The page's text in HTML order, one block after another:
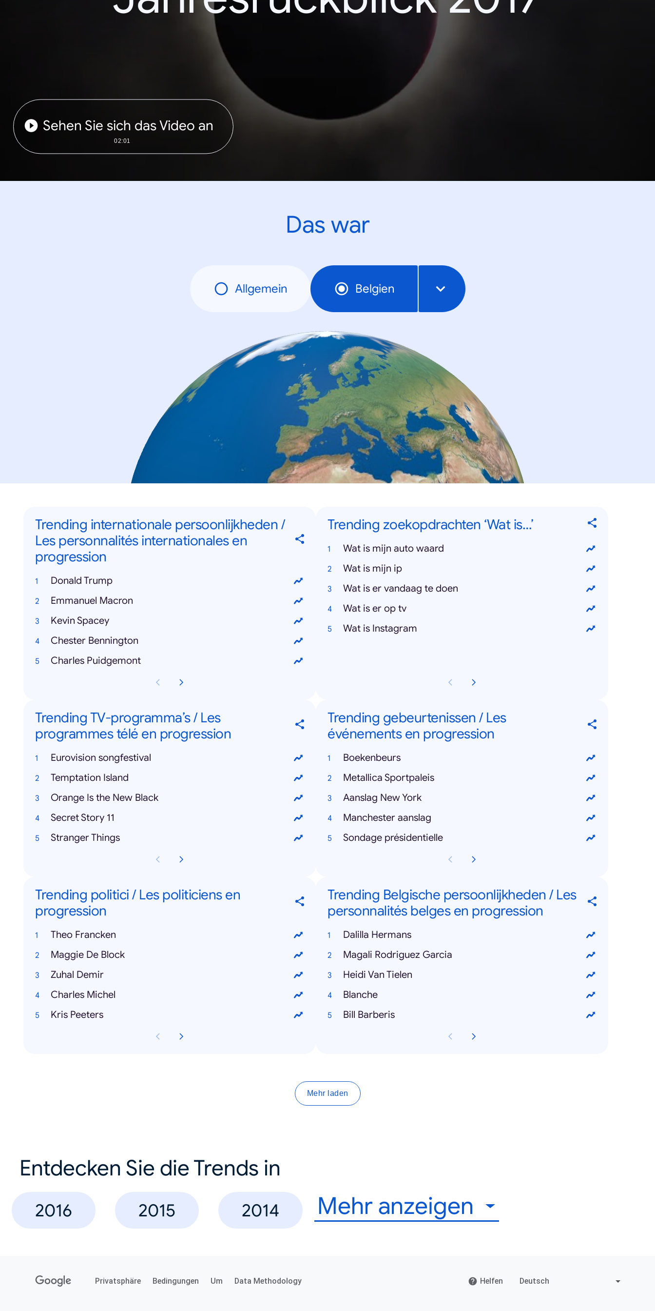
Sehen Sie sich das Video an
02:01
Das war
Allgemein Belgien
Trending internationale persoonlijkheden /
Les personnalités internationales en
progression
Donald Trump
Emmanuel Macron
Kevin Spacey
Chester Bennington
Charles Puidgemont
Trending zoekopdrachten ‘Wat is…’
Wat is mijn auto waard
Wat is mijn ip
Wat is er vandaag te doen
Wat is er op tv
Wat is Instagram
Trending TV-programma’s / Les
programmes télé en progression
Eurovision songfestival
Temptation Island
Orange Is the New Black
Secret Story 11
Stranger Things
Trending gebeurtenissen / Les
événements en progression
Boekenbeurs
Metallica Sportpaleis
Aanslag New York
Manchester aanslag
Sondage présidentielle
Trending politici / Les politiciens en
progression
Theo Francken
Maggie De Block
Zuhal Demir
Charles Michel
Kris Peeters
Trending Belgische persoonlijkheden / Les
personnalités belges en progression
Dalilla Hermans
Magali Rodriguez Garcia
Heidi Van Tielen
Blanche
Bill Barberis
Mehr laden
Entdecken Sie die Trends in
2016 2015 2014 Mehr anzeigen
Privatsphäre Bedingungen Um Data Methodology Helfen